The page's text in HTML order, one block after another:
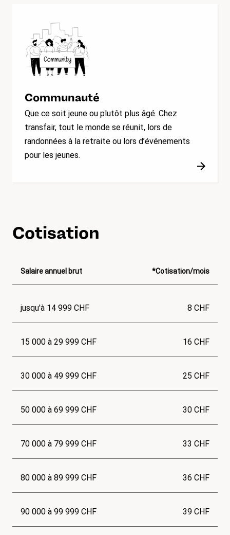
Communauté
Que ce soit jeune ou plutôt plus âgé. Chez
transfair, tout le monde se réunit, lors de
randonnées à la retraite ou lors d’événements
pour les jeunes.
Cotisation
Salaire annuel brut *Cotisation/mois
jusqu'à 14 999 CHF 8 CHF
15 000 à 29 999 CHF 16 CHF
30 000 à 49 999 CHF 25 CHF
50 000 à 69 999 CHF 30 CHF
70 000 à 79 999 CHF 33 CHF
80 000 à 89 999 CHF 36 CHF
90 000 à 99 999 CHF 39 CHF